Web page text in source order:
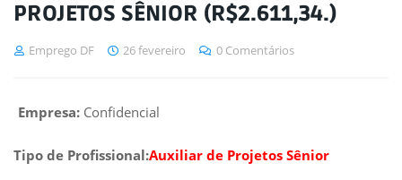
PROJETOS SÊNIOR (R$2.611,34.)
Emprego DF 26 fevereiro 0 Comentários
Empresa: Confidencial
Tipo de Profissional:Auxiliar de Projetos Sênior